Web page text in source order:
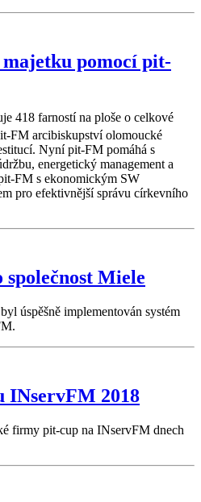
pomocí pit-
418 farností na ploše o celkové
FM arcibiskupství olomoucké
Nyní pit-FM pomáhá s
energetický management a
FM s ekonomickým SW
pro efektivnější správu církevního
Miele
úspěšně implementován systém
INservFM 2018
firmy pit-cup na INservFM dnech